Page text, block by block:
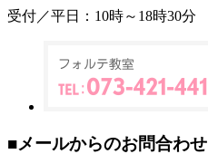
受付／平日：10時～18時30分
■メールからのお問合わせ